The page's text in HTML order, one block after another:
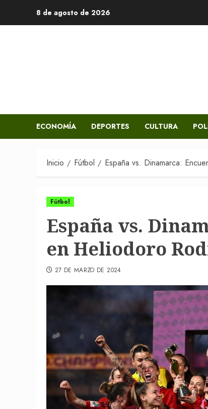
8 de agosto de 2026
ECONOMÍA DEPORTES CULTURA
Inicio Fútbol España vs. Dinamarca:
Fútbol
España vs.
en Heliodoro
27 DE MARZO DE 2024